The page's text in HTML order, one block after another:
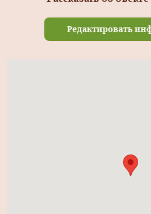
Редактировать